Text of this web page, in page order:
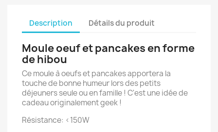
Description Détails du produit
Moule oeuf et pancakes en forme
de hibou
Ce moule à oeufs et pancakes apportera la
touche de bonne humeur lors des petits
déjeuners seule ou en famille ! C'est une idée de
cadeau originalement geek !
Résistance: <150W